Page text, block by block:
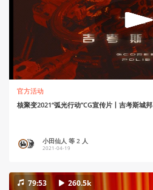
官方活动
核聚变2021“弧光行动”CG宣传片丨吉考斯城邦
小田仙人 等 2 人
2021-04-19
79:53 260.5k